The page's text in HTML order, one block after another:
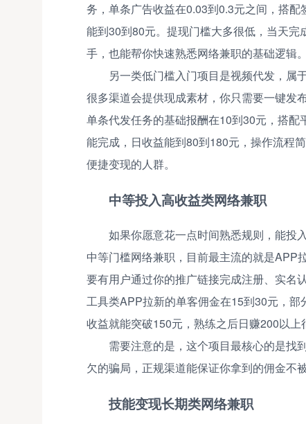
务，单条广告收益在0.03到0.3元之间，搭
能到30到80元。提现门槛大多很低，当天
手，也能帮你快速熟悉网络兼职的基础逻辑。
另一类低门槛入门项目是视频代发，属
很多渠道会提供现成素材，你只需要一键发
单条代发任务的基础报酬在10到30元，搭
能完成，日收益能到80到180元，操作流程
便捷变现的人群。
中等投入高收益类网络兼职
如果你愿意花一点时间熟悉规则，能投
中等门槛网络兼职，目前最主流的就是APP
要有用户通过你的推广链接完成注册、实名
工具类APP拉新的单客佣金在15到30元，部
收益就能突破150元，熟练之后日赚200以上
需要注意的是，这个项目最核心的是找
欠的骗局，正规渠道能保证你拿到的佣金不
技能变现长期类网络兼职